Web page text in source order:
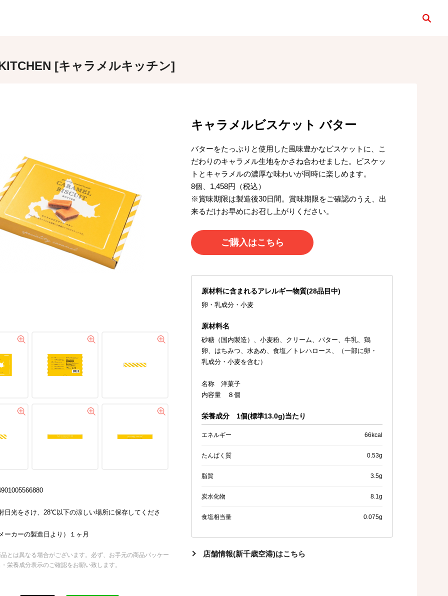
[キャラメルキッチン]
日光をさけ、28℃以下の涼しい場所に保存してくださ
ーカーの製造日より）１ヶ月
とは異なる場合がございます。必ず、お手元の商品パッケー
栄養成分表示のご確認をお願い致します。
キャラメルビスケット バター
バターをたっぷりと使用した風味豊かなビスケットに、こ
だわりのキャラメル生地をかさね合わせました。ビスケッ
トとキャラメルの濃厚な味わいが同時に楽しめます。
8個、1,458円（税込）
※賞味期限は製造後30日間。賞味期限をご確認のうえ、出
来るだけお早めにお召し上がりください。
ご購入はこちら
原材料に含まれるアレルギー物質(28品目中)
卵・乳成分・小麦
原材料名
砂糖（国内製造）、小麦粉、クリーム、バター、牛乳、鶏
卵、はちみつ、水あめ、食塩／トレハロース、（一部に卵・
乳成分・小麦を含む）
名称 洋菓子
内容量 ８個
栄養成分 1個(標準13.0g)当たり
エネルギー 66kcal
たんぱく質 0.53g
脂質 3.5g
炭水化物 8.1g
食塩相当量 0.075g
店舗情報(新千歳空港)はこちら